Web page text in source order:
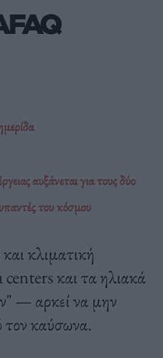
αυξάνεται για τους δύο
του κόσμου
κλιματική
και τα ηλιακά
— αρκεί να μην
καύσωνα.